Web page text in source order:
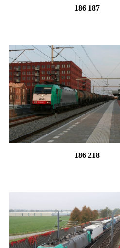
186 187
186 218